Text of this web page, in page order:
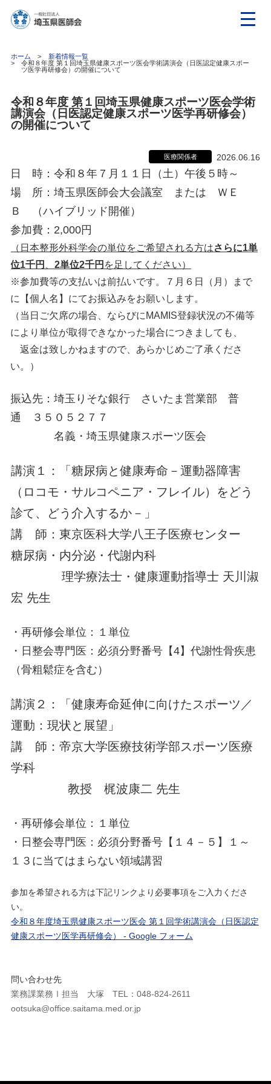
ホーム
新着情報一覧
令和８年度 第１回埼玉県健康スポーツ医会学術講演会（日医認定健康スポー
ツ医学再研修会）の開催について
令和８年度 第１回埼玉県健康スポーツ医会学術
講演会（日医認定健康スポーツ医学再研修会）
の開催について
医療関係者 2026.06.16
日 時：令和８年７月１１日（土）午後５時～
場 所：埼玉県医師会大会議室 または ＷＥ
Ｂ （ハイブリッド開催）
参加費：2,000円
（日本整形外科学会の単位をご希望される方はさらに1単
位1千円
2単位2千円 を足してください）
※参加費等の支払いは前払いです。７月６日（月）まで
に【個人名】にてお振込みをお願いします。
（当日ご欠席の場合、ならびにMAMIS登録状況の不備等
により単位が取得できなかった場合につきましても、
返金は致しかねますので、あらかじめご了承くださ
い。）
振込先：埼玉りそな銀行 さいたま営業部 普
通 ３５０５２７７
名義・埼玉県健康スポーツ医会
講演１：「糖尿病と健康寿命－運動器障害
（ロコモ・サルコペニア・フレイル）をどう
診て、どう介入するか－」
講 師：東京医科大学八王子医療センター
糖尿病・内分泌・代謝内科
理学療法士・健康運動指導士 天川淑
宏 先生
・再研修会単位：１単位
・日整会専門医：必須分野番号【4】代謝性骨疾患
（骨粗鬆症を含む）
講演２：「健康寿命延伸に向けたスポーツ／
運動：現状と展望」
講 師：帝京大学医療技術学部スポーツ医療
学科
教授 梶波康二 先生
・再研修会単位：１単位
・日整会専門医：必須分野番号【１４－５】１～
１３に当てはまらない領域講習
参加を希望される方は下記リンクより必要事項をご入力くださ
い。
令和８年度埼玉県健康スポーツ医会 第１回学術講演会（日医認定
健康スポーツ医学再研修会） - Google フォーム
問い合わせ先
業務課業務Ⅰ担当 大塚 TEL：048-824-2611
ootsuka@office.saitama.med.or.jp